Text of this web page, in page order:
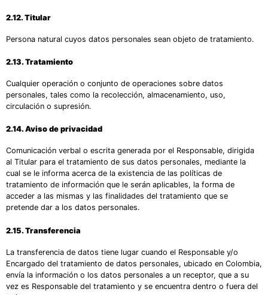
2.12. Titular
Persona natural cuyos datos personales sean objeto de tratamiento.
2.13. Tratamiento
Cualquier operación o conjunto de operaciones sobre datos
personales, tales como la recolección, almacenamiento, uso,
circulación o supresión.
2.14. Aviso de privacidad
Comunicación verbal o escrita generada por el Responsable, dirigida
al Titular para el tratamiento de sus datos personales, mediante la
cual se le informa acerca de la existencia de las políticas de
tratamiento de información que le serán aplicables, la forma de
acceder a las mismas y las finalidades del tratamiento que se
pretende dar a los datos personales.
2.15. Transferencia
La transferencia de datos tiene lugar cuando el Responsable y/o
Encargado del tratamiento de datos personales, ubicado en Colombia,
envía la información o los datos personales a un receptor, que a su
vez es Responsable del tratamiento y se encuentra dentro o fuera del